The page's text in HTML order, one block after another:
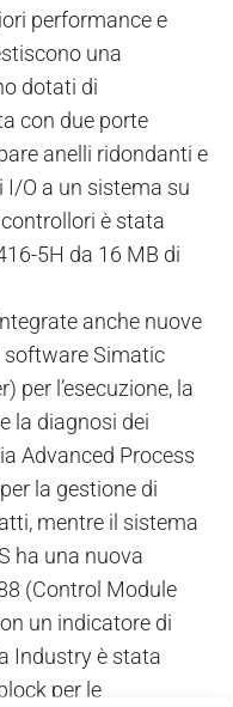
performance e
una
dotati di
con due porte
anelli ridondanti e
I/O a un sistema su
è stata
5H da 16 MB di
anche nuove
Simatic
per l’esecuzione, la
la diagnosi dei
Advanced Process
la gestione di
mentre il sistema
ha una nuova
(Control Module
un indicatore di
Industry è stata
per le